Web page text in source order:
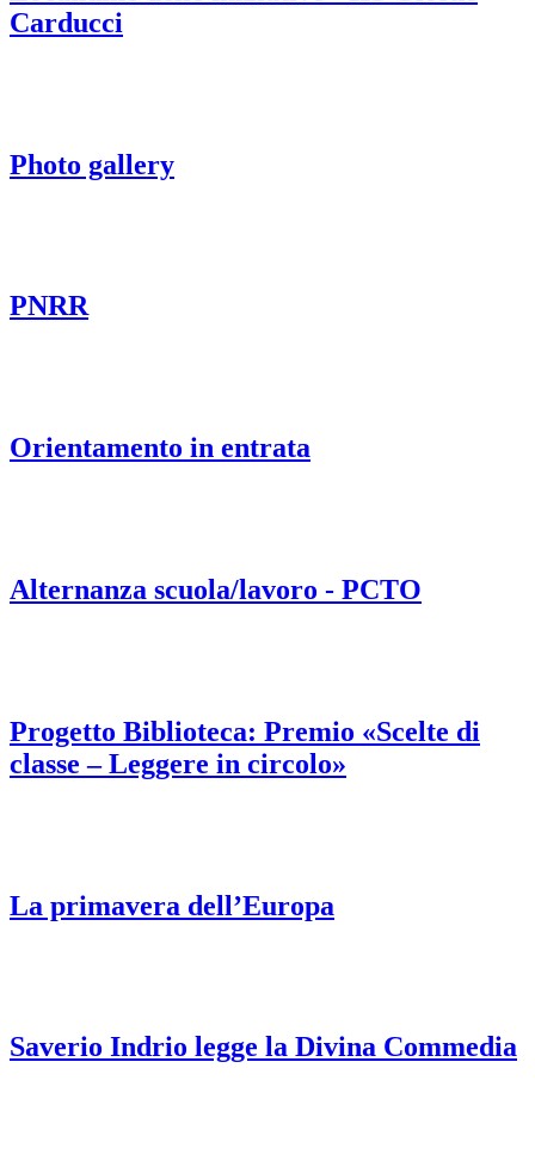
Carducci
Photo gallery
PNRR
Orientamento in entrata
Alternanza scuola/lavoro - PCTO
Progetto Biblioteca: Premio «Scelte di
classe – Leggere in circolo»
La primavera dell’Europa
Saverio Indrio legge la Divina Commedia